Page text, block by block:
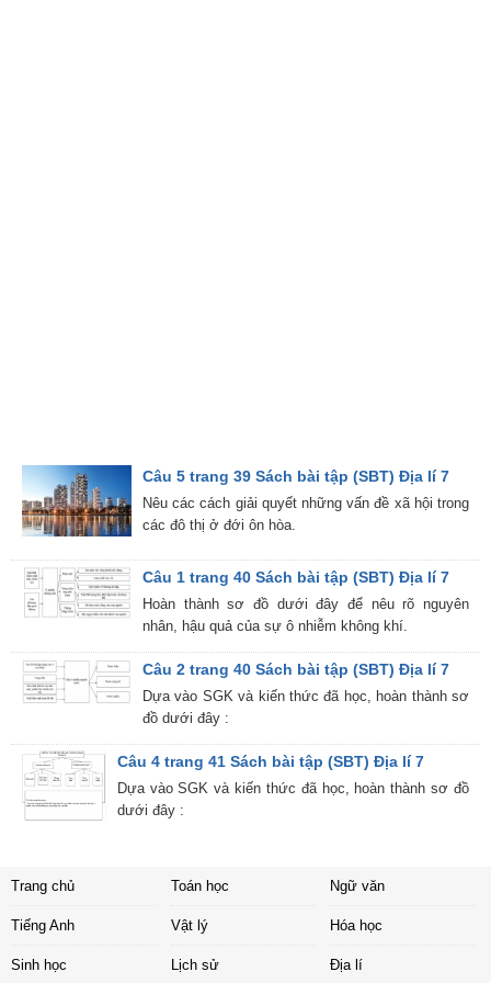
Câu 5 trang 39 Sách bài tập (SBT) Địa lí 7
Nêu các cách giải quyết những vấn đề xã hội trong
các đô thị ở đới ôn hòa.
Câu 1 trang 40 Sách bài tập (SBT) Địa lí 7
Hoàn thành sơ đồ dưới đây để nêu rõ nguyên
nhân, hậu quả của sự ô nhiễm không khí.
Câu 2 trang 40 Sách bài tập (SBT) Địa lí 7
Dựa vào SGK và kiến thức đã học, hoàn thành sơ
đồ dưới đây :
Câu 4 trang 41 Sách bài tập (SBT) Địa lí 7
Dựa vào SGK và kiến thức đã học, hoàn thành sơ đồ
dưới đây :
Trang chủ Toán học Ngữ văn
Tiếng Anh Vật lý Hóa học
Sinh học Lịch sử Địa lí